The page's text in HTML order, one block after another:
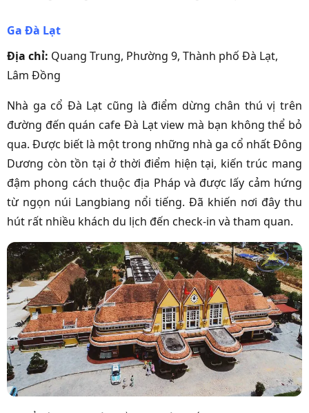
Ga Đà Lạt
Địa chỉ: Quang Trung, Phường 9, Thành phố Đà Lạt,
Lâm Đồng
Nhà ga cổ Đà Lạt cũng là điểm dừng chân thú vị trên
đường đến quán cafe Đà Lạt view mà bạn không thể bỏ
qua. Được biết là một trong những nhà ga cổ nhất Đông
Dương còn tồn tại ở thời điểm hiện tại, kiến trúc mang
đậm phong cách thuộc địa Pháp và được lấy cảm hứng
từ ngọn núi Langbiang nổi tiếng. Đã khiến nơi đây thu
hút rất nhiều khách du lịch đến check-in và tham quan.